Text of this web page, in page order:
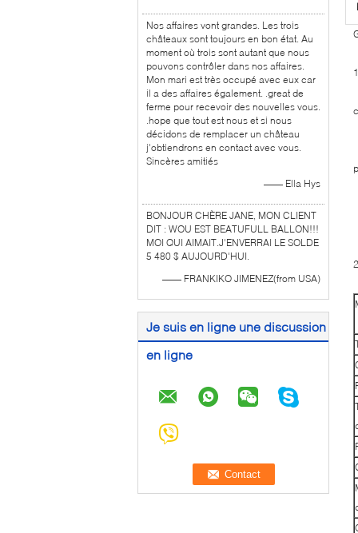
Nos affaires vont grandes. Les trois
châteaux sont toujours en bon état. Au
moment où trois sont autant que nous
pouvons contrôler dans nos affaires.
Mon mari est très occupé avec eux car
il a des affaires également. .great de
ferme pour recevoir des nouvelles vous.
.hope que tout est nous et si nous
décidons de remplacer un château
j'obtiendrons en contact avec vous.
Sincères amitiés
—— Ella Hys
BONJOUR CHÈRE JANE, MON CLIENT
DIT : WOU EST BEATUFULL BALLON!!!
MOI QUI AIMAIT.J'ENVERRAI LE SOLDE
5 480 $ AUJOURD'HUI.
—— FRANKIKO JIMENEZ(from USA)
Je suis en ligne une discussion
en ligne